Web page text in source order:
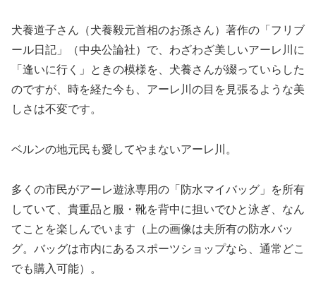
犬養道子さん（犬養毅元首相のお孫さん）著作の「フリブ
ール日記」（中央公論社）で、わざわざ美しいアーレ川に
「逢いに行く」ときの模様を、犬養さんが綴っていらした
のですが、時を経た今も、アーレ川の目を見張るような美
しさは不変です。
ベルンの地元民も愛してやまないアーレ川。
多くの市民がアーレ遊泳専用の「防水マイバッグ」を所有
していて、貴重品と服・靴を背中に担いでひと泳ぎ、なん
てことを楽しんでいます（上の画像は夫所有の防水バッ
グ。バッグは市内にあるスポーツショップなら、通常どこ
でも購入可能）。